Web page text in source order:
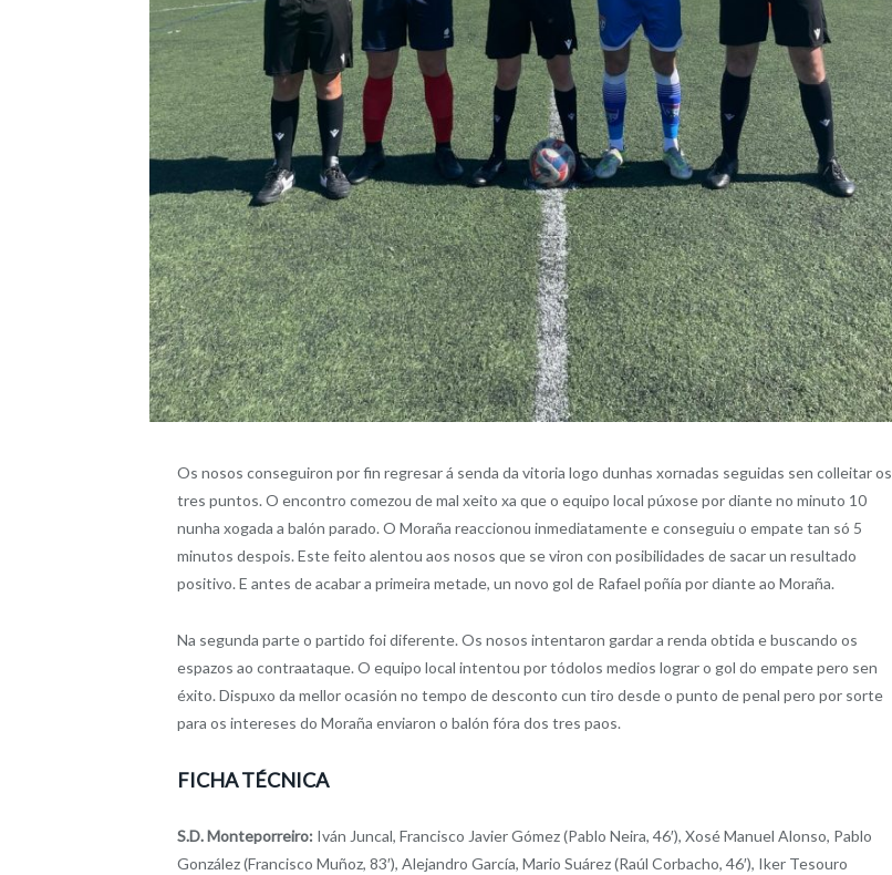
Os nosos conseguiron por fin regresar á senda da vitoria logo dunhas xornadas seguidas sen colleitar os
tres puntos. O encontro comezou de mal xeito xa que o equipo local púxose por diante no minuto 10
nunha xogada a balón parado. O Moraña reaccionou inmediatamente e conseguiu o empate tan só 5
minutos despois. Este feito alentou aos nosos que se viron con posibilidades de sacar un resultado
positivo. E antes de acabar a primeira metade, un novo gol de Rafael poñía por diante ao Moraña.
Na segunda parte o partido foi diferente. Os nosos intentaron gardar a renda obtida e buscando os
espazos ao contraataque. O equipo local intentou por tódolos medios lograr o gol do empate pero sen
éxito. Dispuxo da mellor ocasión no tempo de desconto cun tiro desde o punto de penal pero por sorte
para os intereses do Moraña enviaron o balón fóra dos tres paos.
FICHA TÉCNICA
S.D. Monteporreiro: Iván Juncal, Francisco Javier Gómez (Pablo Neira, 46′), Xosé Manuel Alonso, Pablo
González (Francisco Muñoz, 83′), Alejandro García, Mario Suárez (Raúl Corbacho, 46′), Iker Tesouro